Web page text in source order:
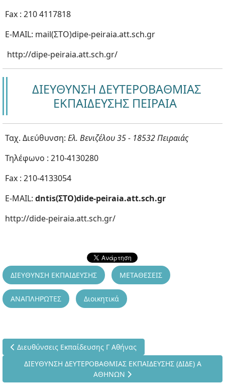
Fax : 210 4117818
E-MAIL: mail(ΣΤΟ)dipe-peiraia.att.sch.gr
http://dipe-peiraia.att.sch.gr/
ΔΙΕΥΘΥΝΣΗ ΔΕΥΤΕΡΟΒΑΘΜΙΑΣ
ΕΚΠΑΙΔΕΥΣΗΣ ΠΕΙΡΑΙΑ
Ταχ. Διεύθυνση: Ελ. Βενιζέλου 35 - 18532 Πειραιάς
Τηλέφωνο : 210-4130280
Fax : 210-4133054
E-MAIL: dntis(ΣΤΟ)dide-peiraia.att.sch.gr
http://dide-peiraia.att.sch.gr/
ΔΙΕΥΘΥΝΣΗ ΕΚΠΑΙΔΕΥΣΗΣ ΜΕΤΑΘΕΣΕΙΣ
ΑΝΑΠΛΗΡΩΤΕΣ Διοικητικά
Προηγούμενο άρθρο: Διευθύνσεις Εκπαίδευσης Γ Αθήνας
Διευθύνσεις Εκπαίδευσης Γ Αθήνας
Επόμενο άρθρο: ΔΙΕΥΘΥΝΣΗ ΔΕΥΤΕΡΟΒΑΘΜΙΑΣ
ΔΙΕΥΘΥΝΣΗ ΔΕΥΤΕΡΟΒΑΘΜΙΑΣ ΕΚΠΑΙΔΕΥΣΗΣ (ΔΙΔΕ) Α
ΑΘΗΝΩΝ